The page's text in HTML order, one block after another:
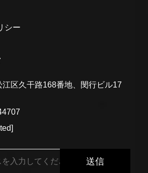
シー
江区久干路168番地、閔行ビル17
送信